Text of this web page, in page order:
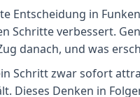
Entscheidung in
Schritte verbessert.
danach, und was
Schritt zwar sofort
Dieses Denken in